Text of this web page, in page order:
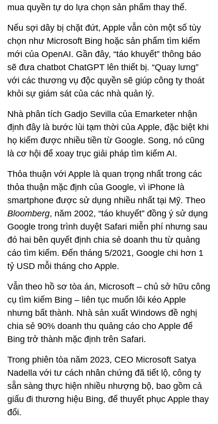
mua quyền tự do lựa chọn sản phẩm thay thế.
Nếu sợi dây bị chặt đứt, Apple vẫn còn một số tùy
chọn như Microsoft Bing hoặc sản phẩm tìm kiếm
mới của OpenAI. Gần đây, “táo khuyết” thông báo
sẽ đưa chatbot ChatGPT lên thiết bị. “Quay lưng”
với các thương vụ độc quyền sẽ giúp công ty thoát
khỏi sự giám sát của các nhà quản lý.
Nhà phân tích Gadjo Sevilla của Emarketer nhận
định đây là bước lùi tạm thời của Apple, đặc biệt khi
họ kiếm được nhiều tiền từ Google. Song, nó cũng
là cơ hội để xoay trục giải pháp tìm kiếm AI.
Thỏa thuận với Apple là quan trọng nhất trong các
thỏa thuận mặc định của Google, vì iPhone là
smartphone được sử dụng nhiều nhất tại Mỹ. Theo
Bloomberg, năm 2002, “táo khuyết” đồng ý sử dụng
Google trong trình duyệt Safari miễn phí nhưng sau
đó hai bên quyết định chia sẻ doanh thu từ quảng
cáo tìm kiếm. Đến tháng 5/2021, Google chi hơn 1
tỷ USD mỗi tháng cho Apple.
Vẫn theo hồ sơ tòa án, Microsoft – chủ sở hữu công
cụ tìm kiếm Bing – liên tục muốn lôi kéo Apple
nhưng bất thành. Nhà sản xuất Windows đề nghị
chia sẻ 90% doanh thu quảng cáo cho Apple để
Bing trở thành mặc định trên Safari.
Trong phiên tòa năm 2023, CEO Microsoft Satya
Nadella với tư cách nhân chứng đã tiết lộ, công ty
sẵn sàng thực hiện nhiều nhượng bộ, bao gồm cả
giấu đi thương hiệu Bing, để thuyết phục Apple thay
đổi.